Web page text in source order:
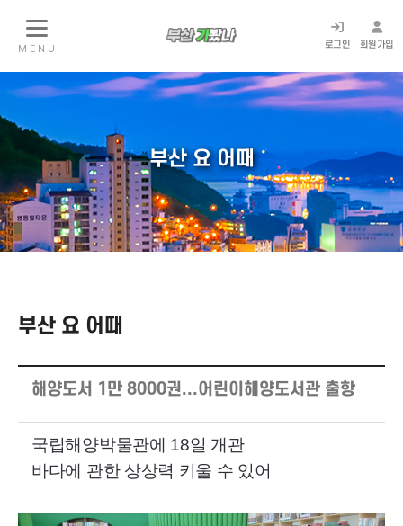
M E N U 로그인 회원가입
부산 요 어때
부산 요 어때
해양도서 1만 8000권...어린이해양도서관 출항
국립해양박물관에 18일 개관
바다에 관한 상상력 키울 수 있어